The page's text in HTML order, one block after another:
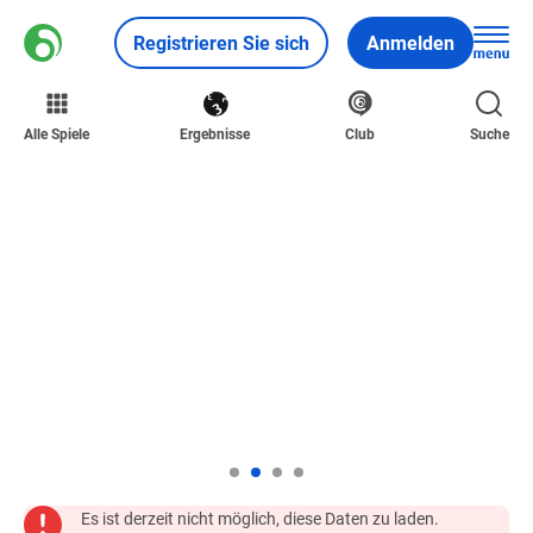
Registrieren Sie sich Anmelden
Alle Spiele Ergebnisse Club Suche
Es ist derzeit nicht möglich, diese Daten zu laden.